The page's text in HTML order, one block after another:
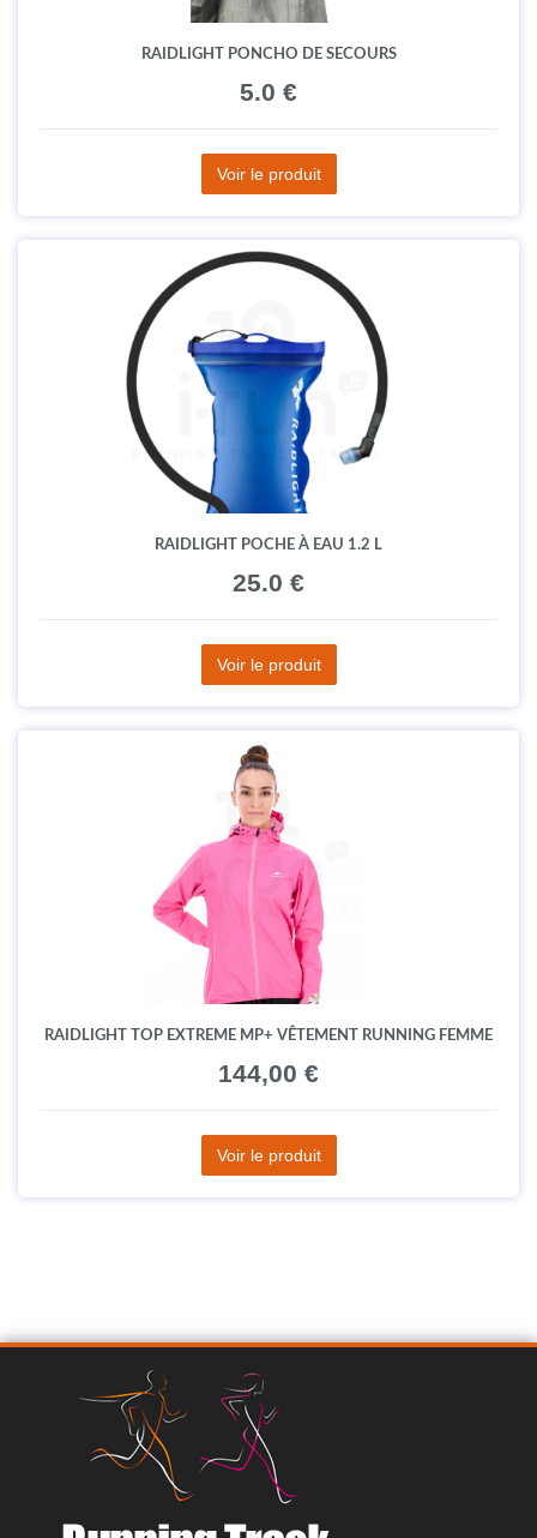
RAIDLIGHT PONCHO DE SECOURS
5.0 €
Voir le produit
RAIDLIGHT POCHE À EAU 1.2 L
25.0 €
Voir le produit
RAIDLIGHT TOP EXTREME MP+ VÊTEMENT RUNNING FEMME
144,00 €
Voir le produit